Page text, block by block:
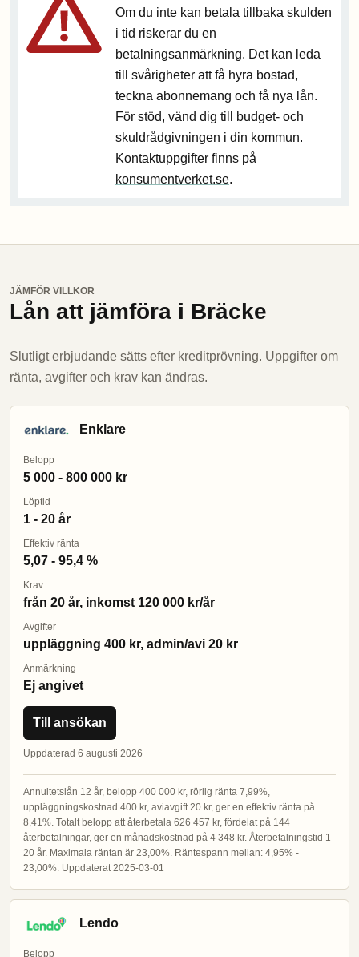
Om du inte kan betala tillbaka skulden
i tid riskerar du en
betalningsanmärkning. Det kan leda
till svårigheter att få hyra bostad,
teckna abonnemang och få nya lån.
För stöd, vänd dig till budget- och
skuldrådgivningen i din kommun.
Kontaktuppgifter finns på
konsumentverket.se.
JÄMFÖR VILLKOR
Lån att jämföra i Bräcke
Slutligt erbjudande sätts efter kreditprövning. Uppgifter om
ränta, avgifter och krav kan ändras.
Enklare
Belopp
5 000 - 800 000 kr
Löptid
1 - 20 år
Effektiv ränta
5,07 - 95,4 %
Krav
från 20 år, inkomst 120 000 kr/år
Avgifter
uppläggning 400 kr, admin/avi 20 kr
Anmärkning
Ej angivet
Till ansökan
Uppdaterad 6 augusti 2026
Annuitetslån 12 år, belopp 400 000 kr, rörlig ränta 7,99%,
uppläggningskostnad 400 kr, aviavgift 20 kr, ger en effektiv ränta på
8,41%. Totalt belopp att återbetala 626 457 kr, fördelat på 144
återbetalningar, ger en månadskostnad på 4 348 kr. Återbetalningstid 1-
20 år. Maximala räntan är 23,00%. Räntespann mellan: 4,95% -
23,00%. Uppdaterat 2025-03-01
Lendo
Belopp